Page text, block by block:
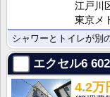
江戸川
東京メ
シャワーとトイレが
エクセル6
4.2万